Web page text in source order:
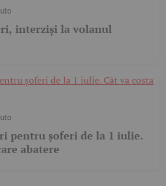
interziși la volanul
pentru șoferi de la 1 iulie.
abatere